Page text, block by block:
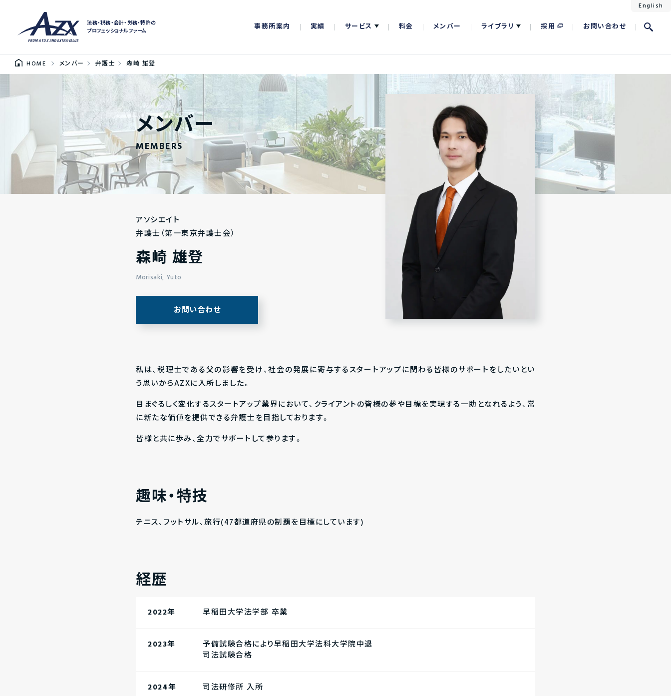
法務・税務・会計・労務・特許の
プロフェッショナルファーム
事務所案内 実績 サービス 料金 メンバー ライブラリ 採用 お問い合わせ
English
HOME メンバー 弁護士 森崎 雄登
メンバー
MEMBERS
アソシエイト
弁護士（第一東京弁護士会）
森崎 雄登
Morisaki, Yuto
お問い合わせ
私は、税理士である父の影響を受け、社会の発展に寄与するスタートアップに関わる皆様のサポートをしたいとい
う思いからAZXに入所しました。
目まぐるしく変化するスタートアップ業界において、クライアントの皆様の夢や目標を実現する一助となれるよう、常
に新たな価値を提供できる弁護士を目指しております。
皆様と共に歩み、全力でサポートして参ります。
趣味・特技
テニス、フットサル、旅行(47都道府県の制覇を目標にしています)
経歴
2022年 早稲田大学法学部 卒業
2023年
予備試験合格により早稲田大学法科大学院中退
司法試験合格
2024年 司法研修所 入所